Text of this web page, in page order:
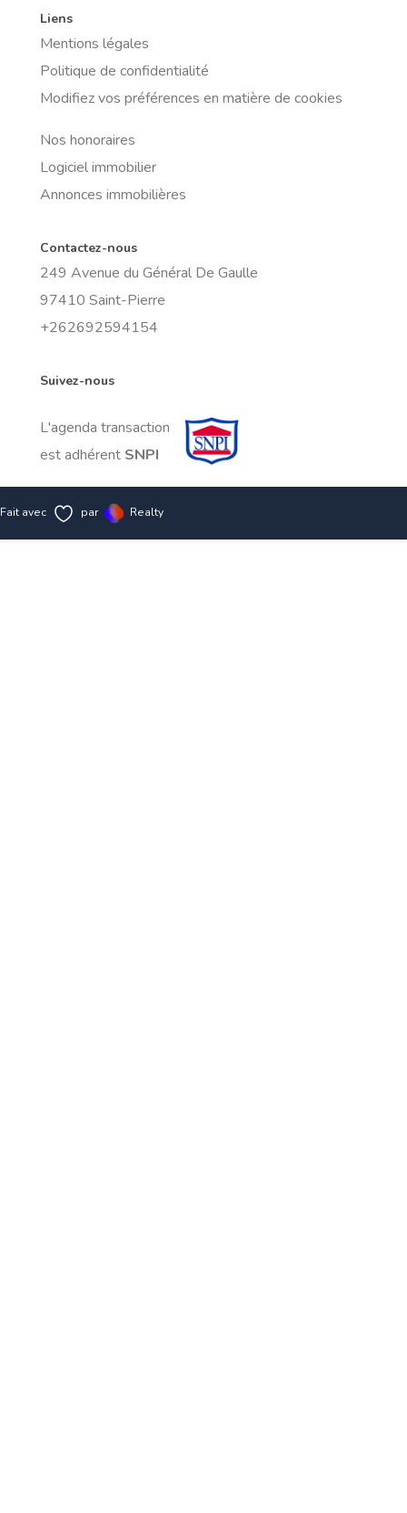
Liens
Mentions légales
Politique de confidentialité
Modifiez vos préférences en matière de cookies
Nos honoraires
Logiciel immobilier
Annonces immobilières
Contactez-nous
249 Avenue du Général De Gaulle
97410 Saint-Pierre
+262692594154
Suivez-nous
L'agenda transaction
est adhérent SNPI
Fait avec par Realty